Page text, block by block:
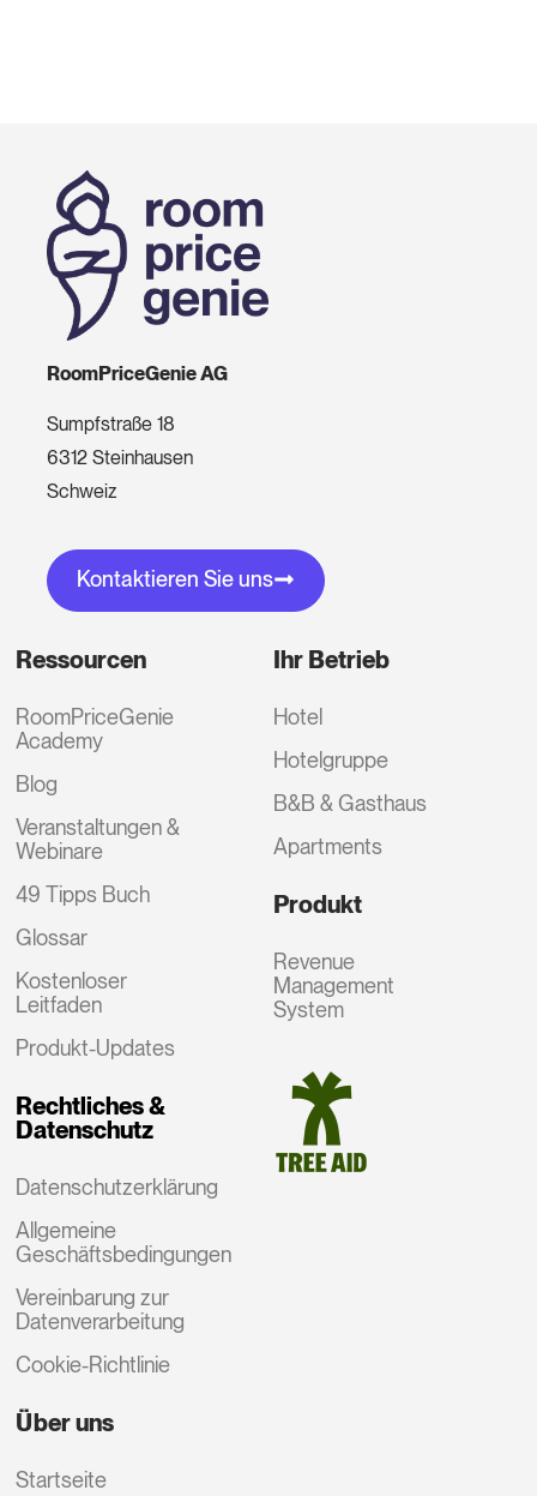
RoomPriceGenie AG
Sumpfstraße 18
6312 Steinhausen
Schweiz
Kontaktieren Sie uns
Ressourcen
RoomPriceGenie
Academy
Blog
Veranstaltungen &
Webinare
49 Tipps Buch
Glossar
Kostenloser
Leitfaden
Produkt-Updates
Rechtliches &
Datenschutz
Datenschutzerklärung
Allgemeine
Geschäftsbedingungen
Vereinbarung zur
Datenverarbeitung
Cookie-Richtlinie
Ihr Betrieb
Hotel
Hotelgruppe
B&B & Gasthaus
Apartments
Produkt
Revenue
Management
System
Über uns
Startseite